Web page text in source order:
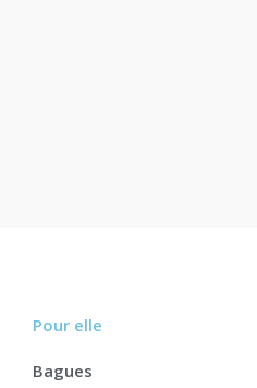
Pour elle
Bagues